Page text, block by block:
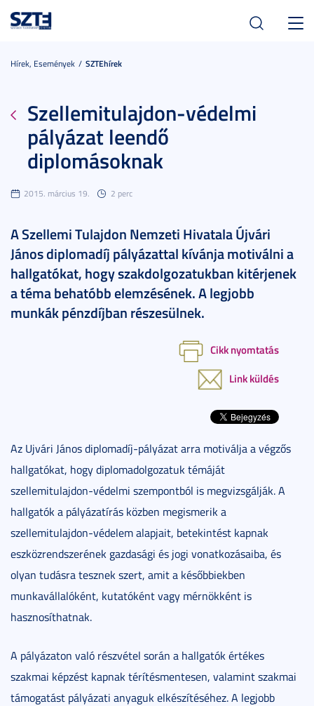
Hírek, Események SZTEhírek
Szellemitulajdon-védelmi
pályázat leendő
diplomásoknak
2015. március 19. 2 perc
A Szellemi Tulajdon Nemzeti Hivatala Újvári
János diplomadíj pályázattal kívánja motiválni a
hallgatókat, hogy szakdolgozatukban kitérjenek
a téma behatóbb elemzésének. A legjobb
munkák pénzdíjban részesülnek.
Cikk nyomtatás
Link küldés
Az Ujvári János diplomadíj-pályázat arra motiválja a végzős
hallgatókat, hogy diplomadolgozatuk témáját
szellemitulajdon-védelmi szempontból is megvizsgálják. A
hallgatók a pályázatírás közben megismerik a
szellemitulajdon-védelem alapjait, betekintést kapnak
eszközrendszerének gazdasági és jogi vonatkozásaiba, és
olyan tudásra tesznek szert, amit a későbbiekben
munkavállalóként, kutatóként vagy mérnökként is
hasznosíthatnak.
A pályázaton való részvétel során a hallgatók értékes
szakmai képzést kapnak térítésmentesen, valamint szakmai
támogatást pályázati anyaguk elkészítéséhez. A legjobb